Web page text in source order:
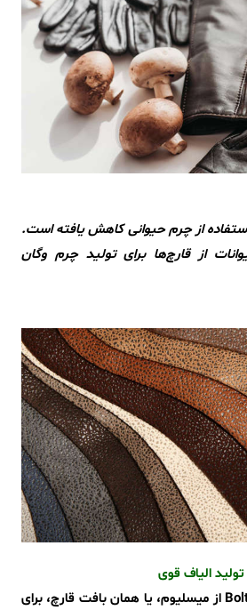
از چرم حیوانی کاهش یافته است.
از قارچ‌ها برای تولید چرم وگان
الیاف قوی
شرکتی به نام Bolt Threads از میسلیوم، یا همان بافت قارچ، برای